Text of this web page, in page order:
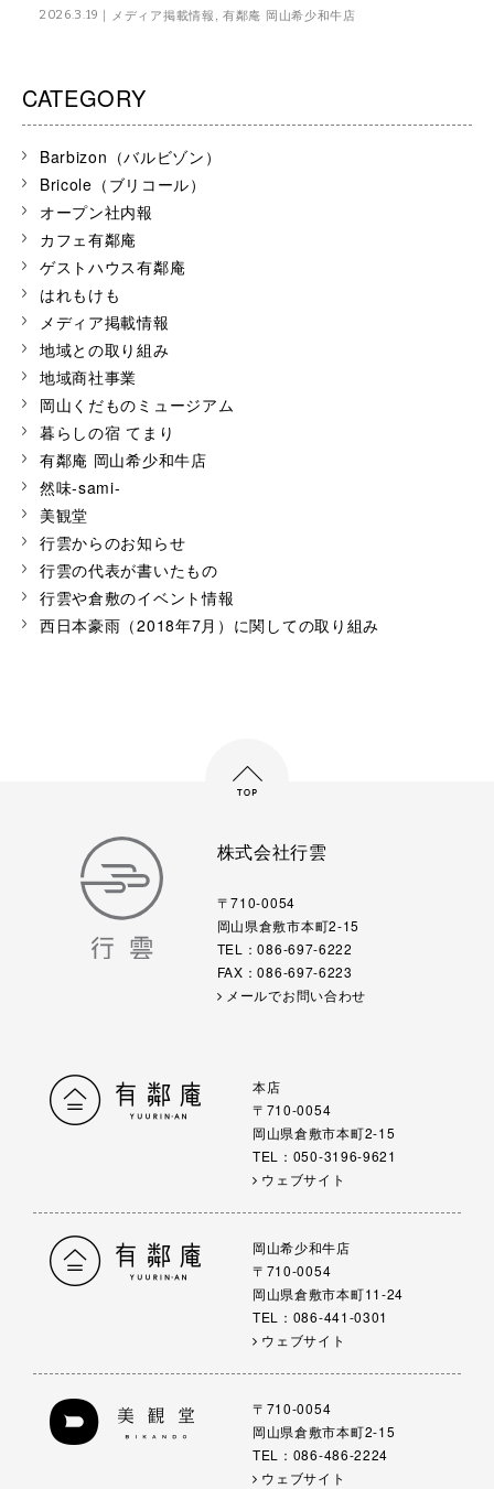
2026.3.19 メディア掲載情報,有鄰庵 岡山希少和牛店
CATEGORY
Barbizon（バルビゾン）
Bricole（ブリコール）
オープン社内報
カフェ有鄰庵
ゲストハウス有鄰庵
はれもけも
メディア掲載情報
地域との取り組み
地域商社事業
岡山くだものミュージアム
暮らしの宿 てまり
有鄰庵 岡山希少和牛店
然味-sami-
美観堂
行雲からのお知らせ
行雲の代表が書いたもの
行雲や倉敷のイベント情報
西日本豪雨（2018年7月）に関しての取り組み
株式会社行雲
〒710-0054
岡山県倉敷市本町2-15
TEL：086-697-6222
FAX：086-697-6223
メールでお問い合わせ
本店
〒710-0054
岡山県倉敷市本町2-15
TEL：050-3196-9621
ウェブサイト
岡山希少和牛店
〒710-0054
岡山県倉敷市本町11-24
TEL：086-441-0301
ウェブサイト
〒710-0054
岡山県倉敷市本町2-15
TEL：086-486-2224
ウェブサイト